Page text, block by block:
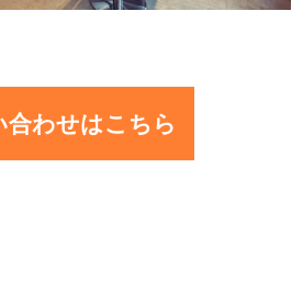
合わせはこちら